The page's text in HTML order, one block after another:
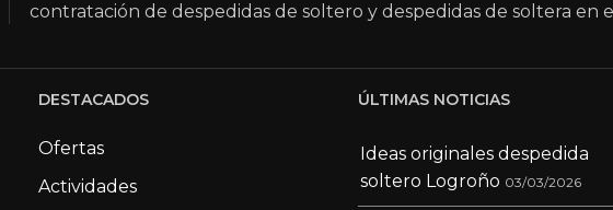
contratación de despedidas de soltero y despedidas de soltera en
DESTACADOS
Ofertas
Actividades
ÚLTIMAS NOTICIAS
Ideas originales despedida
soltero Logroño 03/03/2026